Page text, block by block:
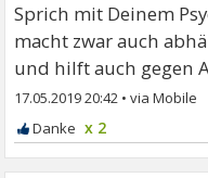
Sprich mit Deinem
macht zwar auch
und hilft auch gegen
17.05.2019 20:42 •
x 2